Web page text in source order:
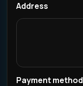
Address
Payment method